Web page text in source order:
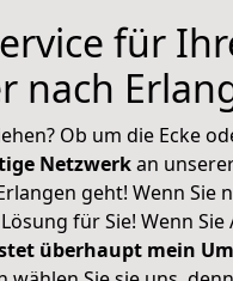
für
nach
Ob um die Ecke
Netzwerkan
geht! Wenn Sie
für Sie! Wenn
überhaupt mein